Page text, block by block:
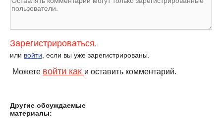
Зарегистрироваться,
или войти , если вы уже зарегистрированы.
Можете войти как и оставить комментарий.
Другие обсуждаемые
материалы: